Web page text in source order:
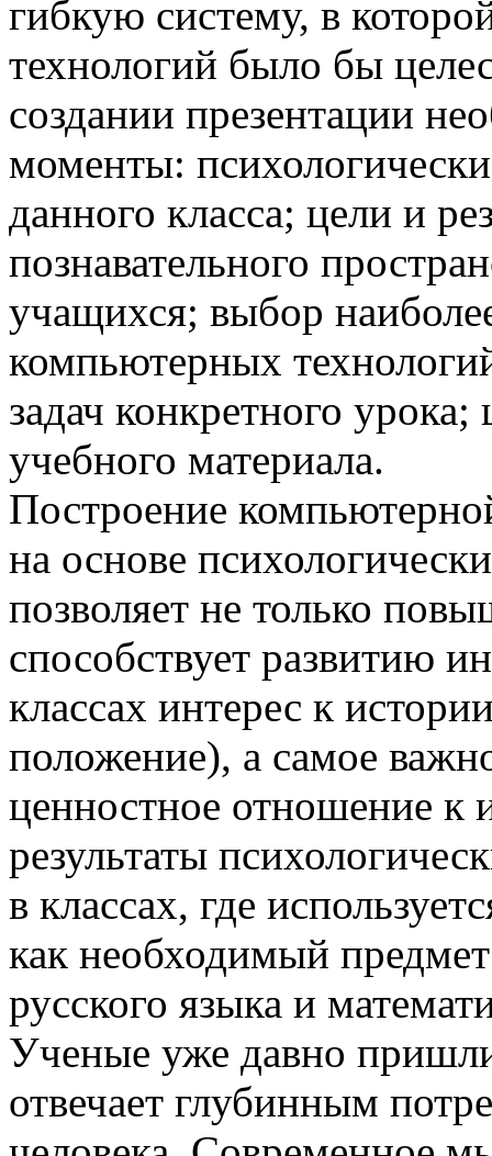
гибкую систему, в
технологий было бы
создании презентации
моменты:
данного класса; цели и
познавательного
учащихся; выбор
компьютерных
задач конкретного
учебного материала.
Построение
на основе
позволяет не только
способствует развитию
классах интерес к
положение), а самое
ценностное отношение к
результаты
в классах, где
как необходимый
русского языка и
Ученые уже давно
отвечает глубинным